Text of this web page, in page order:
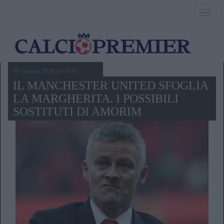
06 Gennaio 2026,ore 19.05
IL MANCHESTER UNITED SFOGLIA
LA MARGHERITA. I POSSIBILI
SOSTITUTI DI AMORIM